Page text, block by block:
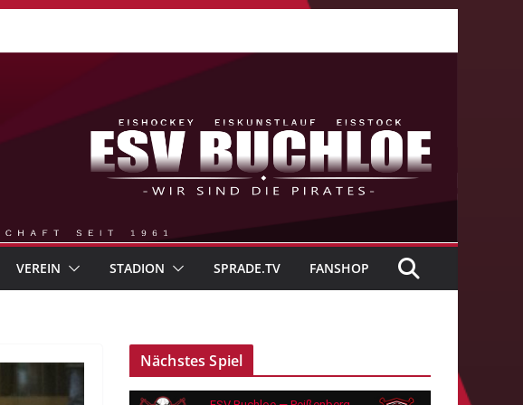
VEREIN STADION SPRADE.TV FANSHOP
Nächstes Spiel